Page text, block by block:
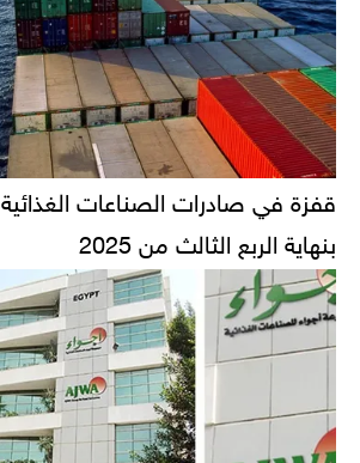
بنهاية الربع الثالث من 2025